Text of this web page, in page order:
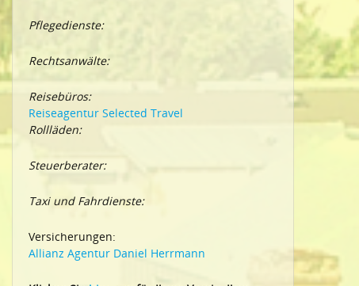
Pflegedienste:
Rechtsanwälte:
Reisebüros:
Reiseagentur Selected Travel
Rollläden:
Steuerberater:
Taxi und Fahrdienste:
Versicherungen:
Allianz Agentur Daniel Herrmann